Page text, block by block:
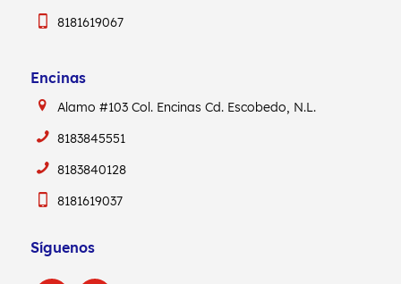
8181619067
Encinas
Alamo #103Col. EncinasCd. Escobedo, N.L.
8183845551
8183840128
8181619037
Síguenos